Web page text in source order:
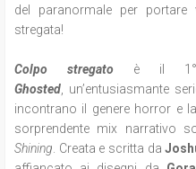
del paranormale per
stregata!
Colpo stregatoè il 1°
Ghosted , un’entusiasmante
incontrano il genere horror e
sorprendente mix narrativo
Shining . Creata e scritta da